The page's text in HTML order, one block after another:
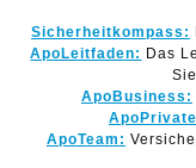
Sicherheitkompass:
ApoLeitfaden: Das
ApoBusiness:
ApoTeam: